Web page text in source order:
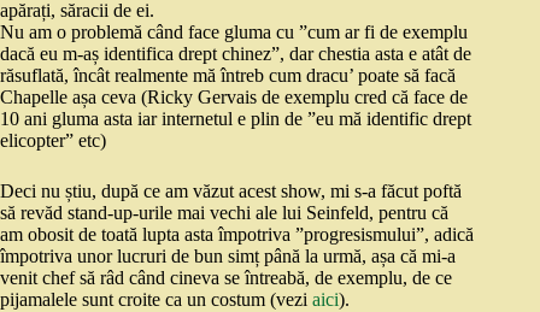
apărați, săracii de ei.
Nu am o problemă când face gluma cu ”cum ar fi de exemplu
dacă eu m-aș identifica drept chinez”, dar chestia asta e atât de
răsuflată, încât realmente mă întreb cum dracu’ poate să facă
Chapelle așa ceva (Ricky Gervais de exemplu cred că face de
10 ani gluma asta iar internetul e plin de ”eu mă identific drept
elicopter” etc)
Deci nu știu, după ce am văzut acest show, mi s-a făcut poftă
să revăd stand-up-urile mai vechi ale lui Seinfeld, pentru că
am obosit de toată lupta asta împotriva ”progresismului”, adică
împotriva unor lucruri de bun simț până la urmă, așa că mi-a
venit chef să râd când cineva se întreabă, de exemplu, de ce
pijamalele sunt croite ca un costum (vezi aici).